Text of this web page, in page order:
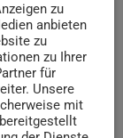
insert_link
zu
anbieten
zu
zu Ihrer
für
Unsere
mit